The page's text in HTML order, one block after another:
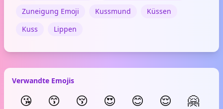
Zuneigung Emoji
Kussmund
Küssen
Kuss
Lippen
Verwandte Emojis
😘 😙 😚 😍 😊 😌 🤗